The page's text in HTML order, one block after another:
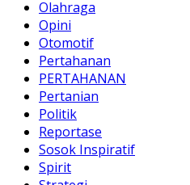
Olahraga
Opini
Otomotif
Pertahanan
PERTAHANAN
Pertanian
Politik
Reportase
Sosok Inspiratif
Spirit